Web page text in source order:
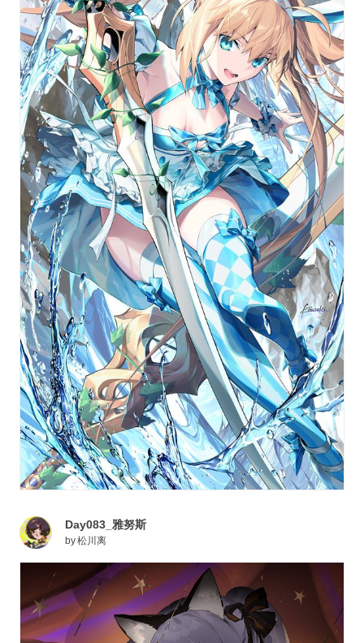
Day083_雅努斯
by松川离